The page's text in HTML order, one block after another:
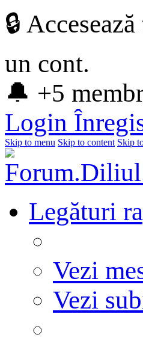
🔒
un cont.
🔔 +5
Login
Skip to menu Skip to content Skip
Legături
Vezi
Vezi